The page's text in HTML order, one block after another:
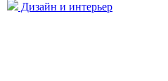
Дизайн и интерьер